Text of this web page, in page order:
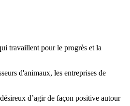
travaillent pour le progrès et la
d'animaux, les entreprises de
d’agir de façon positive autour